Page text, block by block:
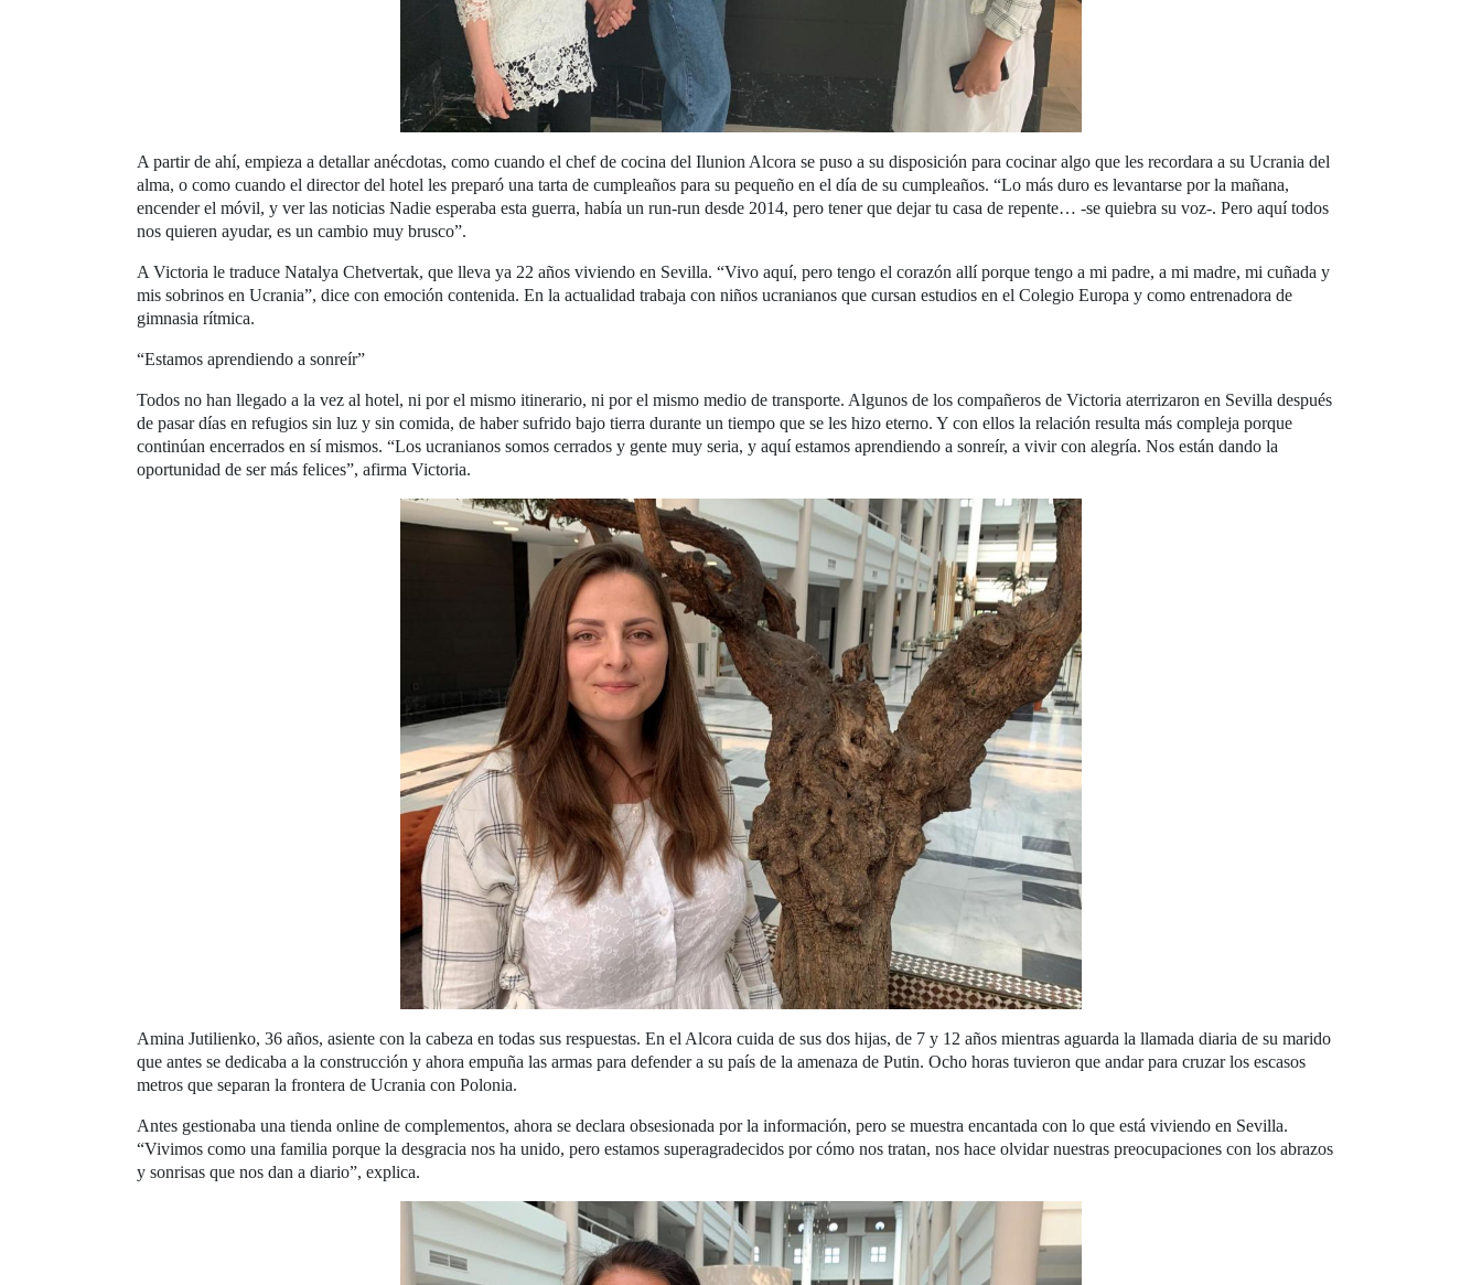
A partir de ahí, empieza a detallar anécdotas, como cuando el chef de cocina del Ilunion Alcora se puso a su disposición para cocinar algo que les recordara a su Ucrania del
alma, o como cuando el director del hotel les preparó una tarta de cumpleaños para su pequeño en el día de su cumpleaños. “Lo más duro es levantarse por la mañana,
encender el móvil, y ver las noticias Nadie esperaba esta guerra, había un run-run desde 2014, pero tener que dejar tu casa de repente… -se quiebra su voz-. Pero aquí todos
nos quieren ayudar, es un cambio muy brusco”.
A Victoria le traduce Natalya Chetvertak, que lleva ya 22 años viviendo en Sevilla. “Vivo aquí, pero tengo el corazón allí porque tengo a mi padre, a mi madre, mi cuñada y
mis sobrinos en Ucrania”, dice con emoción contenida. En la actualidad trabaja con niños ucranianos que cursan estudios en el Colegio Europa y como entrenadora de
gimnasia rítmica.
“Estamos aprendiendo a sonreír”
Todos no han llegado a la vez al hotel, ni por el mismo itinerario, ni por el mismo medio de transporte. Algunos de los compañeros de Victoria aterrizaron en Sevilla después
de pasar días en refugios sin luz y sin comida, de haber sufrido bajo tierra durante un tiempo que se les hizo eterno. Y con ellos la relación resulta más compleja porque
continúan encerrados en sí mismos. “Los ucranianos somos cerrados y gente muy seria, y aquí estamos aprendiendo a sonreír, a vivir con alegría. Nos están dando la
oportunidad de ser más felices”, afirma Victoria.
Amina Jutilienko, 36 años, asiente con la cabeza en todas sus respuestas. En el Alcora cuida de sus dos hijas, de 7 y 12 años mientras aguarda la llamada diaria de su marido
que antes se dedicaba a la construcción y ahora empuña las armas para defender a su país de la amenaza de Putin. Ocho horas tuvieron que andar para cruzar los escasos
metros que separan la frontera de Ucrania con Polonia.
Antes gestionaba una tienda online de complementos, ahora se declara obsesionada por la información, pero se muestra encantada con lo que está viviendo en Sevilla.
“Vivimos como una familia porque la desgracia nos ha unido, pero estamos superagradecidos por cómo nos tratan, nos hace olvidar nuestras preocupaciones con los abrazos
y sonrisas que nos dan a diario”, explica.